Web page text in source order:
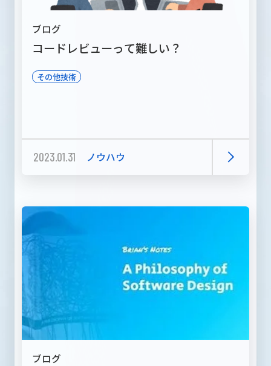
ブログ
コードレビューって難しい？
その他技術
2023.01.31 ノウハウ
ブログ